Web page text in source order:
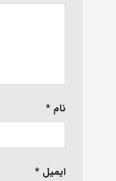
نام *
ایمیل *